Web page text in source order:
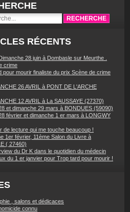
RÉCENTS
28 juin à Dombasle sur Meurthe .
crime
pour mourir finaliste du prix Scène de crime
26 AVRIL à PONT DE L'ARCHE
12 AVRIL à La SAUSSAYE (27370)
et dimanche 29 mars à BONDUES (59090)
février et dimanche 1 er mars à LONGWY
de lecture qui me touche beaucoup !
1er février, 11ème Salon du Livre à
( 27460)
du Dr K dans le quotidien du médecin
du 1 er janvier pour Trop tard pour mourir !
, salons et dédicaces
connu